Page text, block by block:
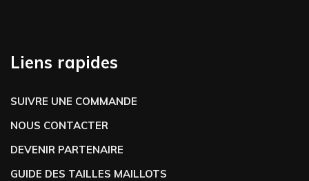
Liens rapides
SUIVRE UNE COMMANDE
NOUS CONTACTER
DEVENIR PARTENAIRE
GUIDE DES TAILLES MAILLOTS